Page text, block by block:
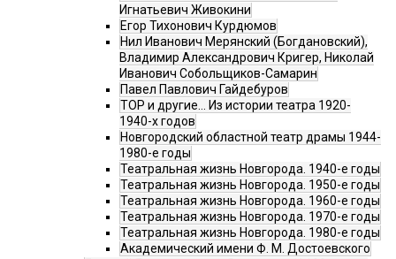
Игнатьевич Живокини
Егор Тихонович Курдюмов
Нил Иванович Мерянский (Богдановский),
Владимир Александрович Кригер, Николай
Иванович Собольщиков-Самарин
Павел Павлович Гайдебуров
ТОР и другие… Из истории театра 1920-
1940-х годов
Новгородский областной театр драмы 1944-
1980-е годы
Театральная жизнь Новгорода. 1940-е годы
Театральная жизнь Новгорода. 1950-е годы
Театральная жизнь Новгорода. 1960-е годы
Театральная жизнь Новгорода. 1970-е годы
Театральная жизнь Новгорода. 1980-е годы
Академический имени Ф. М. Достоевского